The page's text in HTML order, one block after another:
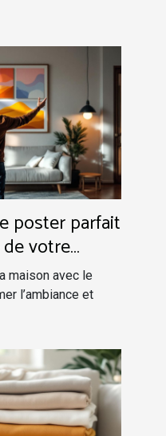
poster parfait
votre
maison avec le
l’ambiance et